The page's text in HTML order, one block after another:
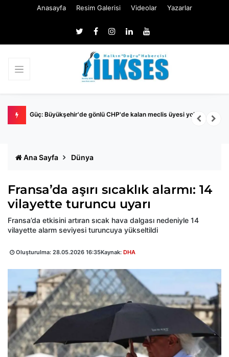
Anasayfa Resim Galerisi Videolar Yazarlar
Güç: Büyükşehir'de gönlü CHP'de kalan meclis üyesi yok
Ana Sayfa Dünya
Fransa’da aşırı sıcaklık alarmı: 14
vilayette turuncu uyarı
Fransa’da etkisini artıran sıcak hava dalgası nedeniyle 14
vilayette alarm seviyesi turuncuya yükseltildi
Oluşturulma: 28.05.2026 16:35Kaynak: DHA